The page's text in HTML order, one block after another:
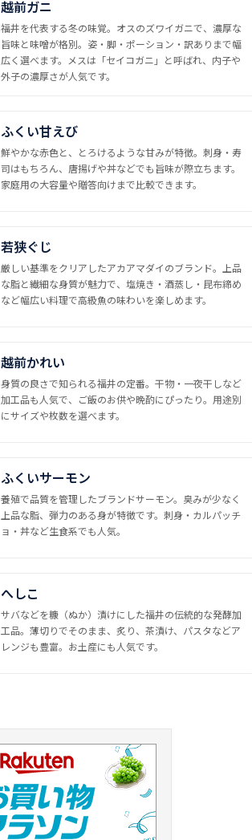
越前ガニ
福井を代表する冬の味覚。オスのズワイガニで、濃厚な
旨味と味噌が格別。姿・脚・ポーション・訳ありまで幅
広く選べます。メスは「セイコガニ」と呼ばれ、内子や
外子の濃厚さが人気です。
ふくい甘えび
鮮やかな赤色と、とろけるような甘みが特徴。刺身・寿
司はもちろん、唐揚げや丼などでも旨味が際立ちます。
家庭用の大容量や贈答向けまで比較できます。
若狭ぐじ
厳しい基準をクリアしたアカアマダイのブランド。上品
な脂と繊細な身質が魅力で、塩焼き・酒蒸し・昆布締め
など幅広い料理で高級魚の味わいを楽しめます。
越前かれい
身質の良さで知られる福井の定番。干物・一夜干しなど
加工品も人気で、ご飯のお供や晩酌にぴったり。用途別
にサイズや枚数を選べます。
ふくいサーモン
養殖で品質を管理したブランドサーモン。臭みが少なく
上品な脂、弾力のある身が特徴です。刺身・カルパッチ
ョ・丼など生食系でも人気。
へしこ
サバなどを糠（ぬか）漬けにした福井の伝統的な発酵加
工品。薄切りでそのまま、炙り、茶漬け、パスタなどア
レンジも豊富。お土産にも人気です。